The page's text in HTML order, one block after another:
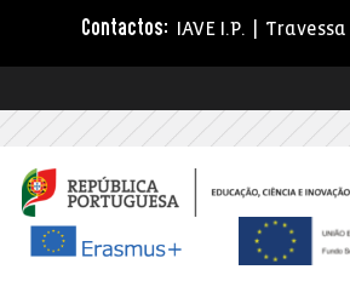
Contactos: IAVE I.P. |